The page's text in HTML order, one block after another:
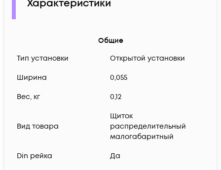
Характеристики
Общие
Тип установки
Открытой установки
Ширина 0,055
Вес, кг 0,12
Вид товара
Щиток
распределительный
малогабаритный
Din рейка Да